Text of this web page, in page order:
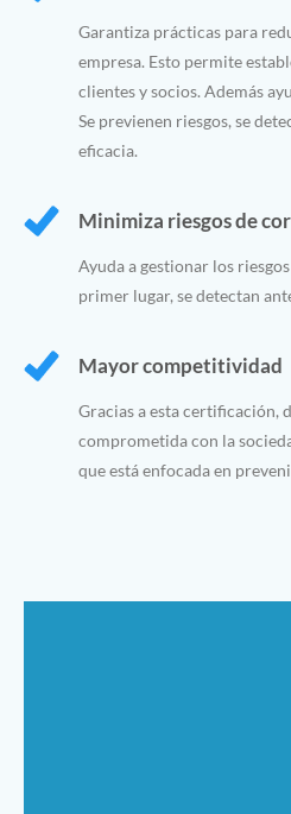
Garantiza prácticas para
empresa. Esto permite
clientes y socios. Además
Se previenen riesgos, se
eficacia.
Minimiza riesgos de
Ayuda a gestionar los
primer lugar, se detectan
Mayor competitividad
Gracias a esta certificación,
comprometida con la
que está enfocada en